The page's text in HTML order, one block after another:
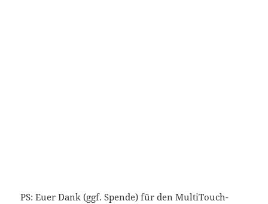
PS: Euer Dank (ggf. Spende) für den MultiTouch-